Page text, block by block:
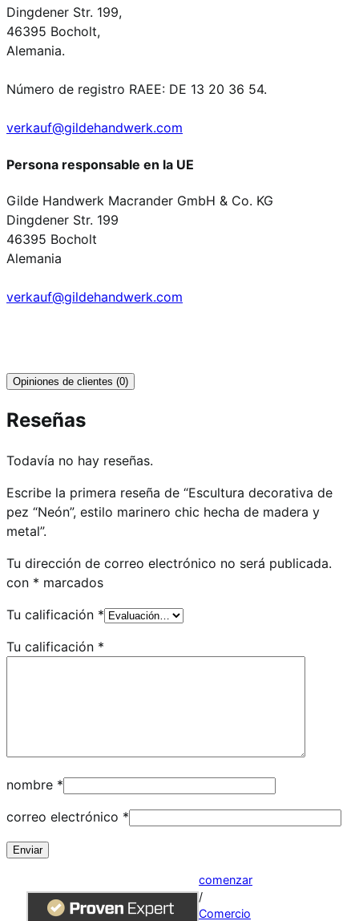
Dingdener Str. 199,
46395 Bocholt,
Alemania.
Número de registro RAEE: DE 13 20 36 54.
verkauf@gildehandwerk.com
Persona responsable en la UE
Gilde Handwerk Macrander GmbH & Co. KG
Dingdener Str. 199
46395 Bocholt
Alemania
verkauf@gildehandwerk.com
Opiniones de clientes (0)
Reseñas
Todavía no hay reseñas.
Escribe la primera reseña de “Escultura decorativa de
pez “Neón”, estilo marinero chic hecha de madera y
metal”.
Tu dirección de correo electrónico no será publicada.
con * marcados
Tu calificación *
Tu calificación *
nombre *
correo electrónico *
comenzar
/
Comercio